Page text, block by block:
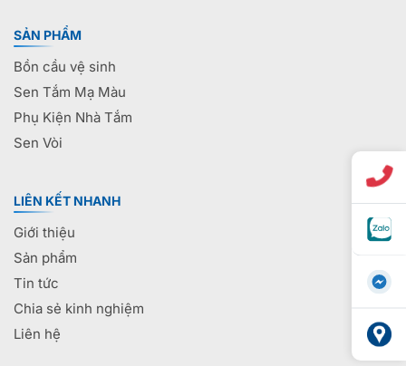
SẢN PHẨM
Bồn cầu vệ sinh
Sen Tắm Mạ Màu
Phụ Kiện Nhà Tắm
Sen Vòi
LIÊN KẾT NHANH
Giới thiệu
Sản phẩm
Tin tức
Chia sẻ kinh nghiệm
Liên hệ